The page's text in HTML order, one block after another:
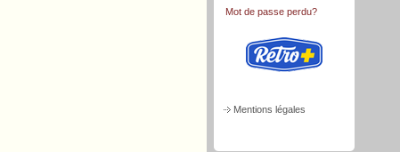
Mot de passe perdu?
Mentions légales